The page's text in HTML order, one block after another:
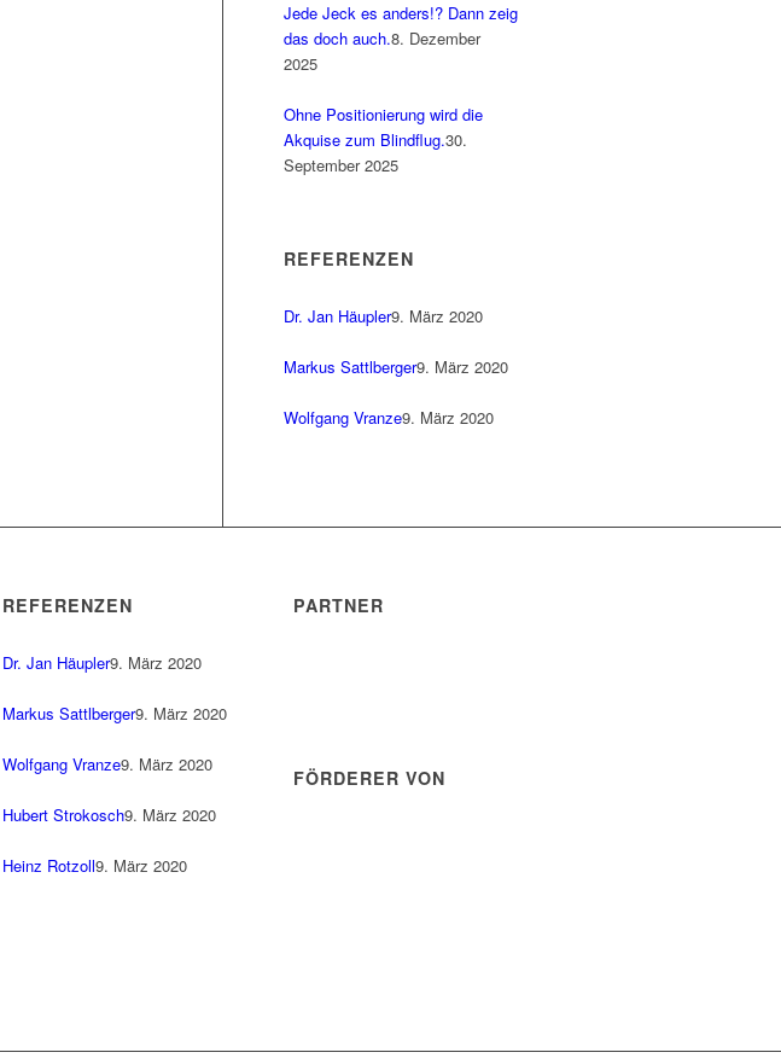
Jede Jeck es anders!? Dann zeig
das doch auch.8. Dezember
2025
Ohne Positionierung wird die
Akquise zum Blindflug.30.
September 2025
REFERENZEN
Dr. Jan Häupler9. März 2020
Markus Sattlberger9. März 2020
Wolfgang Vranze9. März 2020
REFERENZEN
Dr. Jan Häupler9. März 2020
Markus Sattlberger9. März 2020
Wolfgang Vranze9. März 2020
Hubert Strokosch9. März 2020
Heinz Rotzoll9. März 2020
PARTNER
FÖRDERER VON